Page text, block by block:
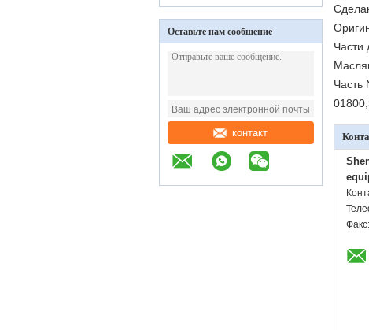
Оставьте нам сообщение
контакт
Части
Часть
Факс: